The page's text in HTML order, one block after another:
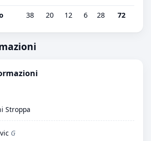
38 20 12 6 28 72
Stroppa
G